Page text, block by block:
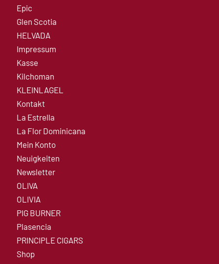
Epic
Glen Scotia
HELVADA
Impressum
Kasse
Kilchoman
KLEINLAGEL
Kontakt
La Estrella
La Flor Dominicana
Mein Konto
Neuigkeiten
Newsletter
OLIVA
OLIVIA
PIG BURNER
Plasencia
PRINCIPLE CIGARS
Shop